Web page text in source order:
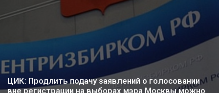
ЦИК: Продлить подачу заявлений о голосовании
вне регистрации на выборах мэра Москвы можно